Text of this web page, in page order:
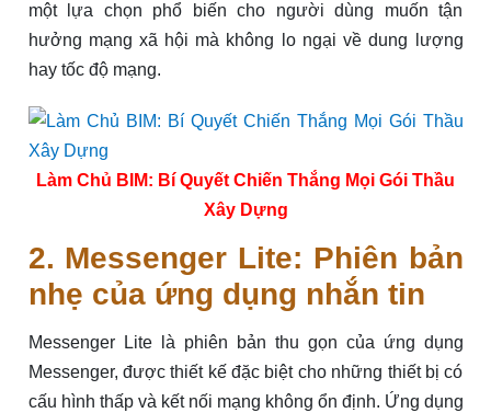
một lựa chọn phổ biến cho người dùng muốn tận
hưởng mạng xã hội mà không lo ngại về dung lượng
hay tốc độ mạng.
Làm Chủ BIM: Bí Quyết Chiến Thắng Mọi Gói Thầu
Xây Dựng
2. Messenger Lite: Phiên bản
nhẹ của ứng dụng nhắn tin
Messenger Lite là phiên bản thu gọn của ứng dụng
Messenger, được thiết kế đặc biệt cho những thiết bị có
cấu hình thấp và kết nối mạng không ổn định. Ứng dụng